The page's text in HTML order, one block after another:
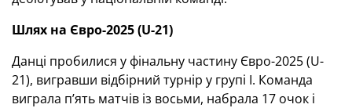
Шлях на Євро-2025 (U-21)
Данці пробилися у фінальну частину Євро-2025 (U-
21), вигравши відбірний турнір у групі I. Команда
виграла п’ять матчів із восьми, набрала 17 очок і